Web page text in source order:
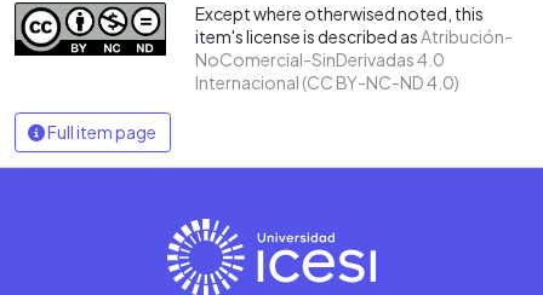
Except where otherwised noted, this
item's license is described asAtribución-
NoComercial-SinDerivadas 4.0
Internacional (CC BY-NC-ND 4.0)
Full item page